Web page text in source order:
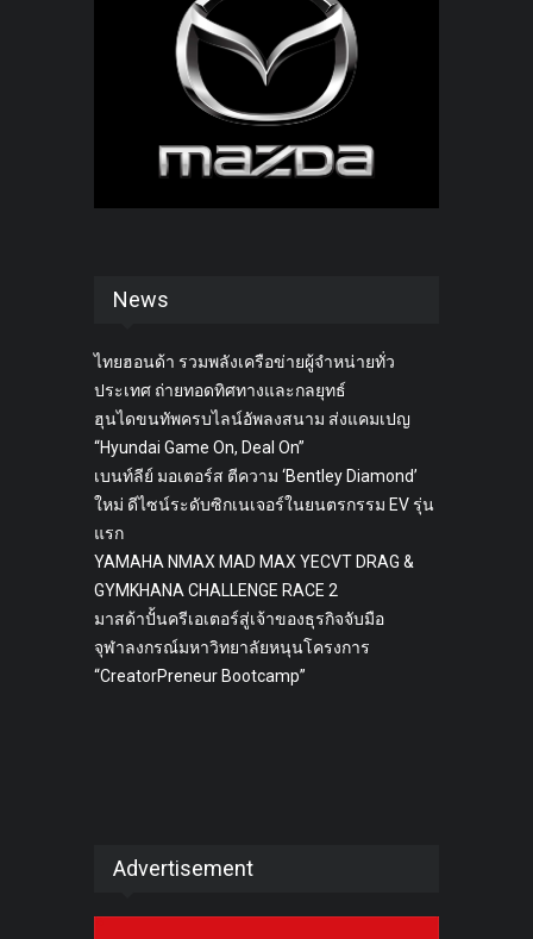
News
ไทยฮอนด้า รวมพลังเครือข่ายผู้จำหน่ายทั่ว
ประเทศ ถ่ายทอดทิศทางและกลยุทธ์
ฮุนไดขนทัพครบไลน์อัพลงสนาม ส่งแคมเปญ
“Hyundai Game On, Deal On”
เบนท์ลีย์ มอเตอร์ส ตีความ ‘Bentley Diamond’
ใหม่ ดีไซน์ระดับซิกเนเจอร์ในยนตรกรรม EV รุ่น
แรก
YAMAHA NMAX MAD MAX YECVT DRAG &
GYMKHANA CHALLENGE RACE 2
มาสด้าปั้นครีเอเตอร์สู่เจ้าของธุรกิจจับมือ
จุฬาลงกรณ์มหาวิทยาลัยหนุนโครงการ
“CreatorPreneur Bootcamp”
Advertisement